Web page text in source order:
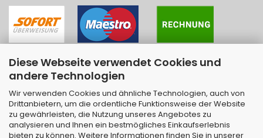
Diese Webseite verwendet Cookies und
andere Technologien
Wir verwenden Cookies und ähnliche Technologien, auch von
Drittanbietern, um die ordentliche Funktionsweise der Website
zu gewährleisten, die Nutzung unseres Angebotes zu
analysieren und Ihnen ein bestmögliches Einkaufserlebnis
bieten zu können. Weitere Informationen finden Sie in unserer